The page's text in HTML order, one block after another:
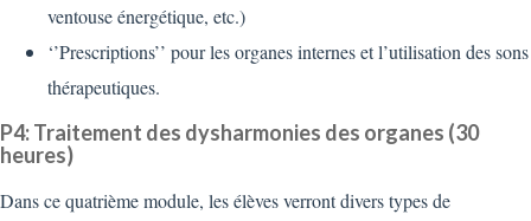
ventouse énergétique, etc.)
‘’Prescriptions’’ pour les organes internes et l’utilisation des sons
thérapeutiques.
P4: Traitement des dysharmonies des organes (30
heures)
Dans ce quatrième module, les élèves verront divers types de